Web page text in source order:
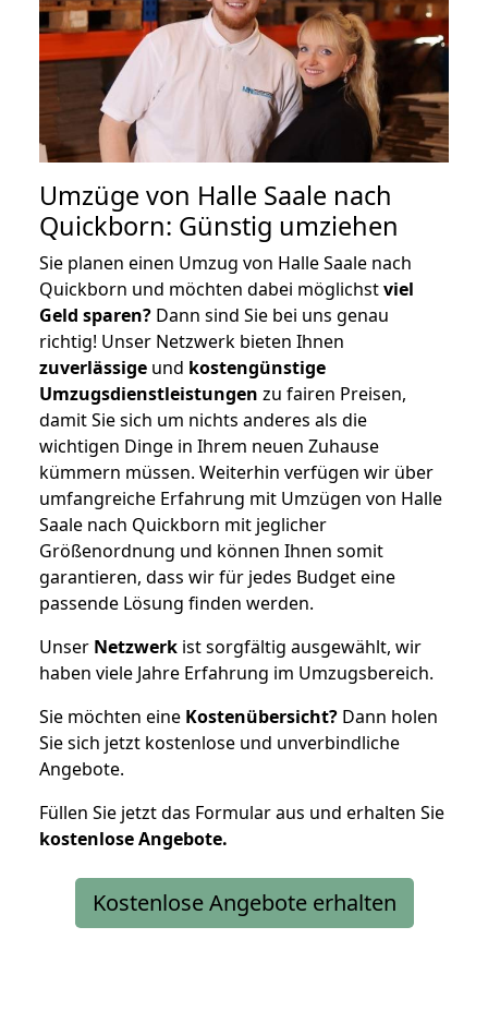
Umzüge von Halle Saale nach
Quickborn: Günstig umziehen
Sie planen einen Umzug von Halle Saale nach
Quickborn und möchten dabei möglichstviel
Geld sparen? Dann sind Sie bei uns genau
richtig! Unser Netzwerk bieten Ihnen
zuverlässige und kostengünstige
Umzugsdienstleistungen zu fairen Preisen,
damit Sie sich um nichts anderes als die
wichtigen Dinge in Ihrem neuen Zuhause
kümmern müssen. Weiterhin verfügen wir über
umfangreiche Erfahrung mit Umzügen von Halle
Saale nach Quickborn mit jeglicher
Größenordnung und können Ihnen somit
garantieren, dass wir für jedes Budget eine
passende Lösung finden werden.
Unser Netzwerk ist sorgfältig ausgewählt, wir
haben viele Jahre Erfahrung im Umzugsbereich.
Sie möchten eine Kostenübersicht? Dann holen
Sie sich jetzt kostenlose und unverbindliche
Angebote.
Füllen Sie jetzt das Formular aus und erhalten Sie
kostenloseAngebote.
Kostenlose Angebote erhalten